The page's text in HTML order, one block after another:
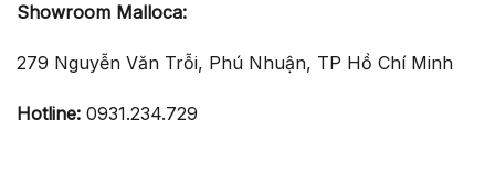
Showroom Malloca:
279 Nguyễn Văn Trỗi, Phú Nhuận, TP Hồ Chí Minh
Hotline: 0931.234.729